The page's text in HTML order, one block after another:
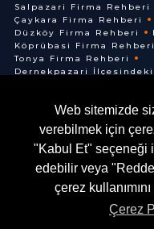
Web sitemizde
verebilmek için
"Kabul Et" seçeneği
edebilir veya
çerez
Çerez
Salpazari Firma Rehberi
Çaykara Firma Rehberi
Düzköy Firma Rehberi
Köprübasi Firma Rehberi
Tonya Firma Rehberi
Dernekpazari
Of İlçesindeki Firmalar